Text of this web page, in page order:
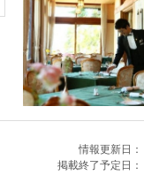
情報更新日：
掲載終了予定日：